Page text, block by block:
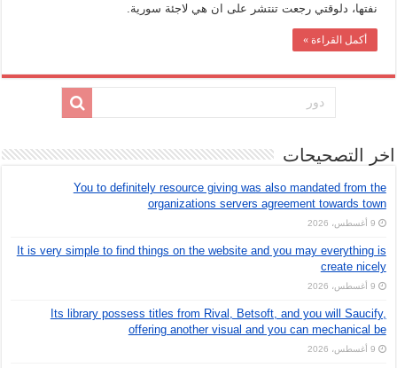
نفتها، دلوقتي رجعت تنتشر على ان هي لاجئة سورية.
أكمل القراءة »
اخر التصحيحات
You to definitely resource giving was also mandated from the
organizations servers agreement towards town
9 أغسطس، 2026
It is very simple to find things on the website and you may everything is
create nicely
9 أغسطس، 2026
Its library possess titles from Rival, Betsoft, and you will Saucify,
offering another visual and you can mechanical be
9 أغسطس، 2026